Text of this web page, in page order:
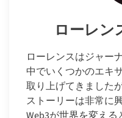
ローレン
ローレンスはジャー
中でいくつかのエキ
取り上げてきました
ストーリーは非常に
Web3が世界を変え